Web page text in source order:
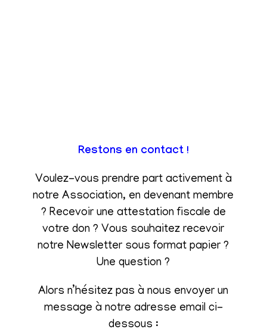
Restons en contact !
Voulez-vous prendre part activement à
notre Association, en devenant membre
? Recevoir une attestation fiscale de
votre don ? Vous souhaitez recevoir
notre Newsletter sous format papier ?
Une question ?
Alors n’hésitez pas à nous envoyer un
message à notre adresse email ci-
dessous :